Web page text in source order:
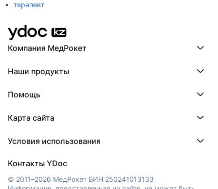
терапевт
Компания МедРокет
О YDoc
Наши продукты
ПроТаблетки
МедТочка
Помощь
Регистрация врача
Карта сайта
Регионы
Клиники
Условия использования
Обработка персональных данных
Контакты YDoc
© 2011–2026 МедРокет БИН 250241013133